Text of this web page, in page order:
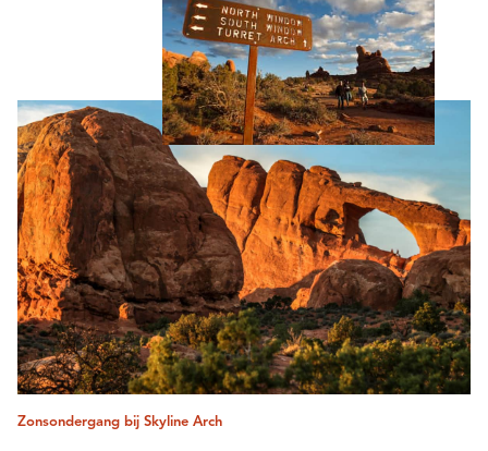
Zonsondergang bij Skyline Arch